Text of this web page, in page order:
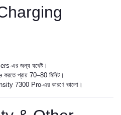
এর জন্য যথেষ্ট।
প্রায় 70–80 মিনিট।
7300 Pro-এর কারণে ভালো।